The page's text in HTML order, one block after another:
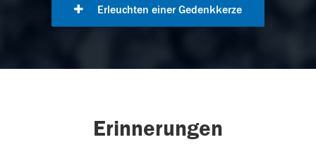
Erleuchten einer Gedenkkerze
Erinnerungen